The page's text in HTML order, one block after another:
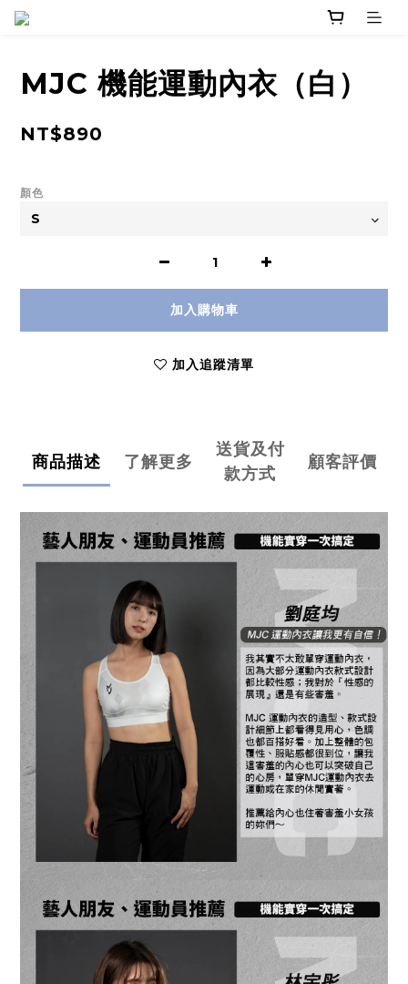
MJC 機能運動內衣（白）
NT$890
顏色
加入購物車
加入追蹤清單
商品描述 了解更多
送貨及付
款方式
顧客評價